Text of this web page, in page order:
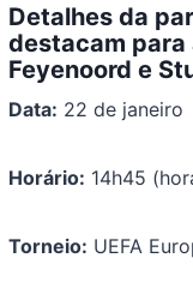
Detalhes da
destacam
Feyenoord e
Data: 22 de janeiro
Horário: 14h45
Torneio: UEFA